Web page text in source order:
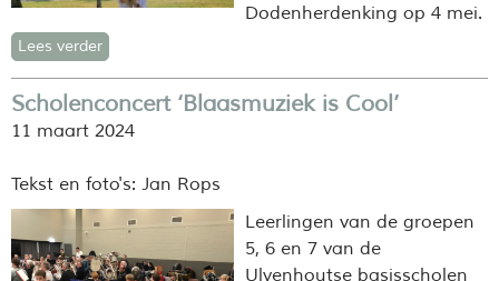
Dodenherdenking op 4 mei.
Lees verder
Scholenconcert ‘Blaasmuziek is Cool’
11 maart 2024
Tekst en foto's: Jan Rops
Leerlingen van de groepen
5, 6 en 7 van de
Ulvenhoutse basisscholen